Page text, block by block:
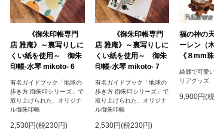
《御朱印帳専門
店 雅庵》～裏写りしに
くい紙を使用～ 御朱
印帳-水琴 mikoto- 6
有名ガイドブック「地球の
歩き方 御朱印シリーズ」で
取り上げられた、オリジナ
ル御朱印帳
2,530円(税230円)
《御朱印帳専門
店 雅庵》～裏写りしに
くい紙を使用～ 御朱
印帳-水琴 mikoto- 7
有名ガイドブック「地球の
歩き方 御朱印シリーズ」で
取り上げられた、オリジナ
ル御朱印帳
2,530円(税230円)
福の神の
ーレン（
《８mm
綺麗で可愛
リアグッズ
9,900円(